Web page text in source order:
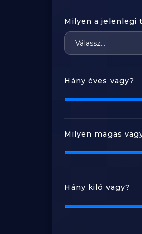
Milyen a jelenlegi
Hány éves vagy?
Milyen magas
Hány kiló vagy?